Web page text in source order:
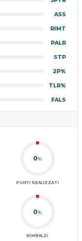
ASS
RIMT
PALR
STP
2P%
TLR%
FALS
0%
PUNTI REALIZZATI
0%
RIMBALZI